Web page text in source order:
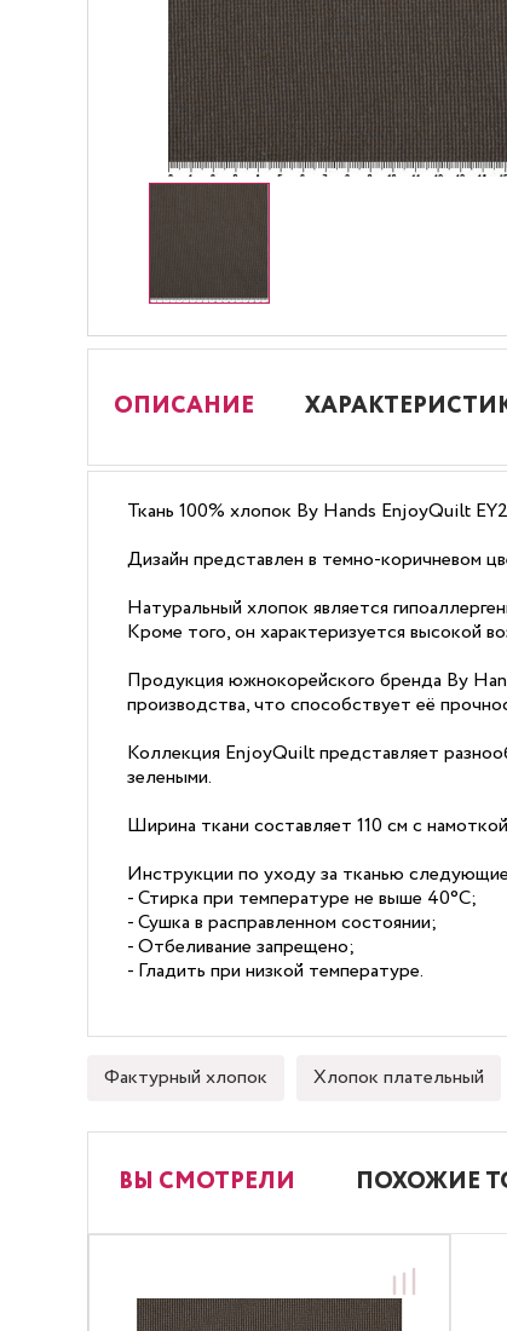
ОПИСАНИЕ
Ткань 100% хлопок By Hands EnjoyQuilt
Дизайн представлен в темно-коричневом
Натуральный хлопок является
Кроме того, он характеризуется высокой
Продукция южнокорейского бренда By
производства, что способствует её
Коллекция EnjoyQuilt представляет
зелеными.
Ширина ткани составляет 110 см с
Инструкции по уходу за тканью
- Стирка при температуре не выше 40°C;
- Сушка в расправленном состоянии;
- Отбеливание запрещено;
- Гладить при низкой температуре.
Фактурный хлопок Хлопок плательный
ВЫ СМОТРЕЛИ ПОХОЖИЕ